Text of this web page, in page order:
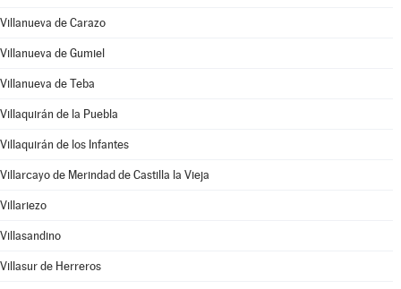
Villanueva de Carazo
Villanueva de Gumiel
Villanueva de Teba
Villaquirán de la Puebla
Villaquirán de los Infantes
Villarcayo de Merindad de Castilla la Vieja
Villariezo
Villasandino
Villasur de Herreros